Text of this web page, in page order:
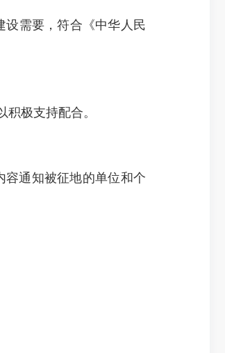
设需要，符合《中华人民
极支持配合。
通知被征地的单位和个